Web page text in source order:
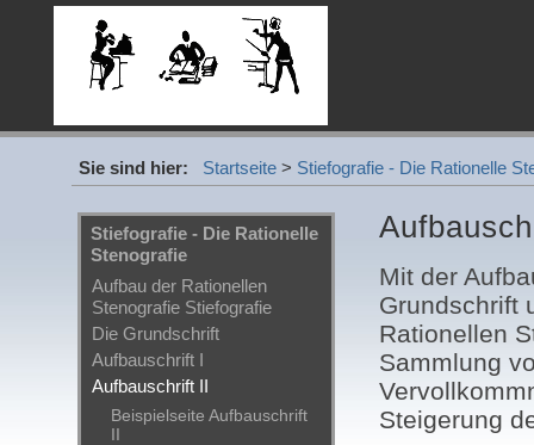
Sie sind hier: Startseite > Stiefografie - Die Rationelle
Stiefografie - Die Rationelle
Stenografie
Aufbau der Rationellen
Stenografie Stiefografie
Die Grundschrift
Aufbauschrift I
Aufbauschrift II
Beispielseite Aufbauschrift
II
Mit der
Grundschrift
Rationellen
Sammlung
Steigerung